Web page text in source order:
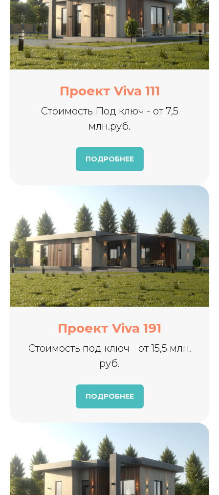
Проект Viva 111
Стоимость Под ключ - от 7,5
млн.руб.
ПОДРОБНЕЕ
Проект Viva 191
Стоимость под ключ - от 15,5 млн.
руб.
ПОДРОБНЕЕ